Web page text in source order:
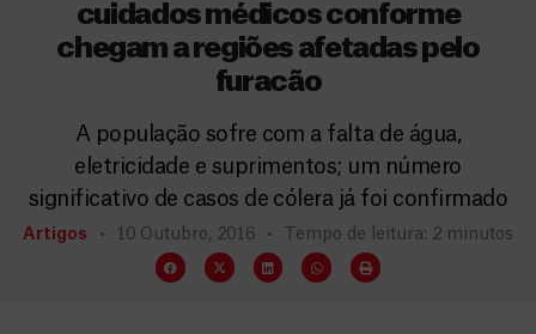
cuidados médicos conforme
chegam a regiões afetadas pelo
furacão
A população sofre com a falta de água,
eletricidade e suprimentos; um número
significativo de casos de cólera já foi confirmado
Artigos 10 Outubro, 2016 Tempo de leitura: 2 minutos